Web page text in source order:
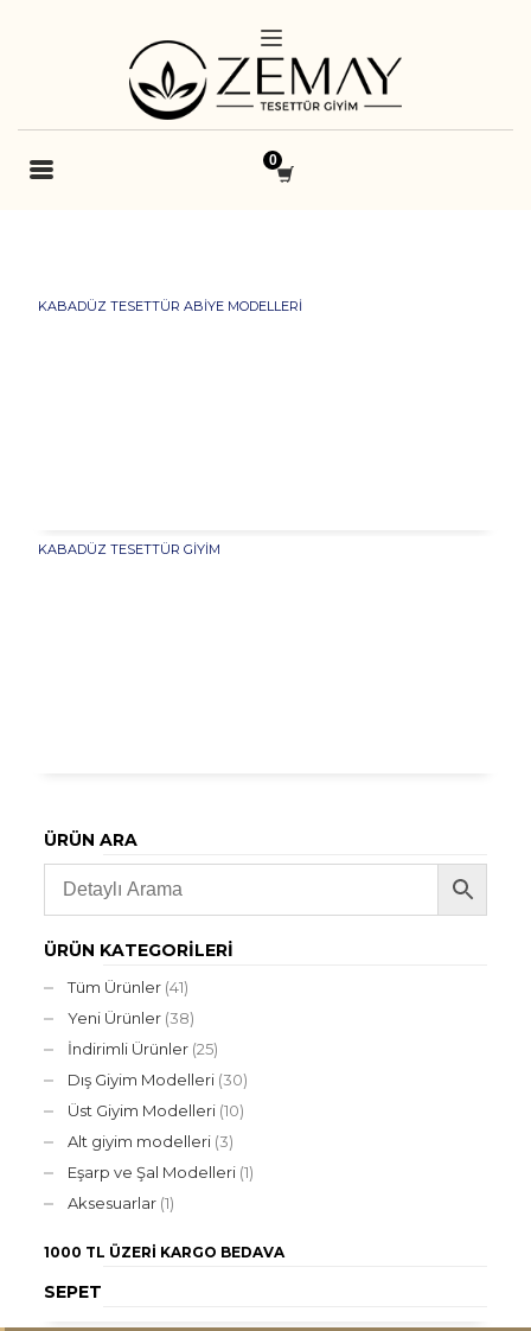
KABADÜZ TESETTÜR ABIYE MODELLERI
KABADÜZ TESETTÜR GIYIM
ÜRÜN ARA
ÜRÜN KATEGORILERI
Tüm Ürünler (41)
Yeni Ürünler (38)
İndirimli Ürünler (25)
Dış Giyim Modelleri (30)
Üst Giyim Modelleri (10)
Alt giyim modelleri (3)
Eşarp ve Şal Modelleri (1)
Aksesuarlar (1)
1000 TL ÜZERI KARGO BEDAVA
SEPET